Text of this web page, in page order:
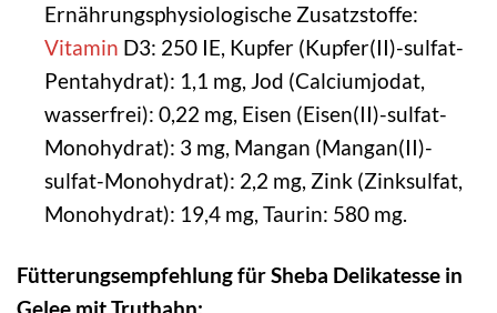
Ernährungsphysiologische Zusatzstoffe:
Vitamin D3: 250 IE, Kupfer (Kupfer(II)-sulfat-
Pentahydrat): 1,1 mg, Jod (Calciumjodat,
wasserfrei): 0,22 mg, Eisen (Eisen(II)-sulfat-
Monohydrat): 3 mg, Mangan (Mangan(II)-
sulfat-Monohydrat): 2,2 mg, Zink (Zinksulfat,
Monohydrat): 19,4 mg, Taurin: 580 mg.
Fütterungsempfehlung für Sheba Delikatesse in